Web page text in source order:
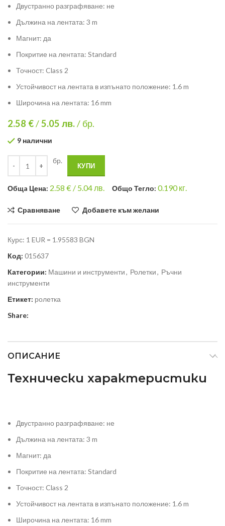
Двустранно разграфяване: не
Дължина на лентата: 3 m
Магнит: да
Покритие на лентата: Standard
Точност: Class 2
Устойчивост на лентата в изпънато положение: 1.6 m
Широчина на лентата: 16 mm
2.58 €/5.05 лв./ бр.
9 налични
бр.
КУПИ
Общa Цена: 2.58 € / 5.04 лв. Общо Тегло: 0.190кг.
Сравняване Добавете към желани
Курс: 1 EUR = 1.95583 BGN
Код: 015637
Категории: Машини и инструменти, Ролетки, Ръчни
инструменти
Етикет: ролетка
Share:
ОПИСАНИЕ
Технически характеристики
Двустранно разграфяване: не
Дължина на лентата: 3 m
Магнит: да
Покритие на лентата: Standard
Точност: Class 2
Устойчивост на лентата в изпънато положение: 1.6 m
Широчина на лентата: 16 mm